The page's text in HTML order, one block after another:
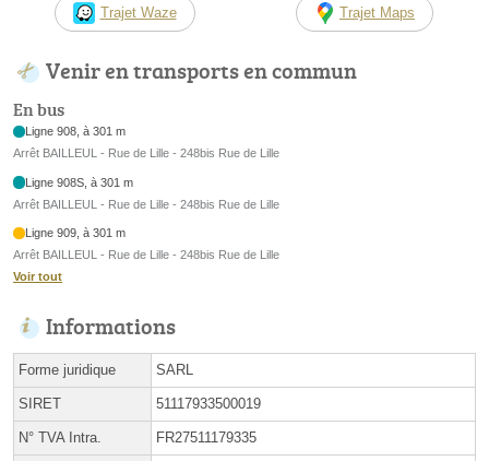
Trajet Waze Trajet Maps
Venir en transports en commun
En bus
Ligne 908, à 301 m
Arrêt BAILLEUL - Rue de Lille - 248bis Rue de Lille
Ligne 908S, à 301 m
Arrêt BAILLEUL - Rue de Lille - 248bis Rue de Lille
Ligne 909, à 301 m
Arrêt BAILLEUL - Rue de Lille - 248bis Rue de Lille
Voir tout
Informations
Forme juridique SARL
SIRET 51117933500019
N° TVA Intra. FR27511179335